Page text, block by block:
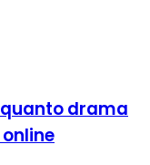
drama